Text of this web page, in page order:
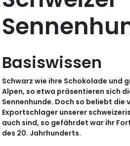
Basiswissen
Schwarz wie ihre Schokolade und
Alpen, so etwa präsentieren sich
Sennenhunde. Doch so beliebt die
Exportschlager unserer
auch sind, so gefährdet war ihr
des 20. Jahrhunderts.